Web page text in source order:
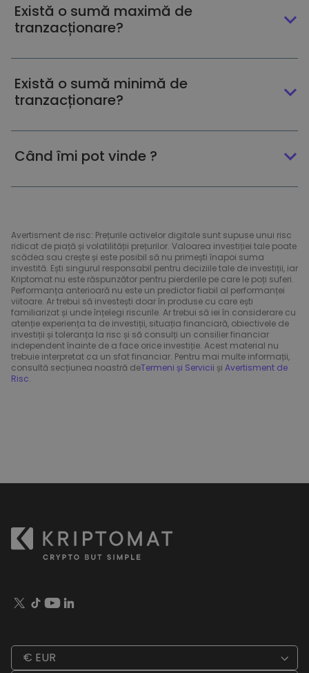
Există o sumă maximă de
tranzacționare?
Există o sumă minimă de
tranzacționare?
Când îmi pot vinde ?
Avertisment de risc: Prețurile activelor digitale sunt supuse unui risc
ridicat de piață și volatilității prețurilor. Valoarea investiției tale poate
scădea sau crește și este posibil să nu primești înapoi suma
investită. Ești singurul responsabil pentru deciziile tale de investiții, iar
Kriptomat nu este răspunzător pentru pierderile pe care le poți suferi.
Performanța anterioară nu este un predictor fiabil al performanței
viitoare. Ar trebui să investești doar în produse cu care ești
familiarizat și unde înțelegi riscurile. Ar trebui să iei în considerare cu
atenție experiența ta de investiții, situația financiară, obiectivele de
investiții și toleranța la risc și să consulți un consilier financiar
independent înainte de a face orice investiție. Acest material nu
trebuie interpretat ca un sfat financiar. Pentru mai multe informații,
consultă secțiunea noastră deTermeni și Servicii și Avertisment de
Risc.
€ EUR